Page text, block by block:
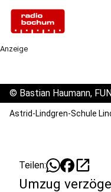
Anzeige
© Bastian Haumann,
Astrid-Lindgren-Schule
Teilen: open_in_new
Umzug